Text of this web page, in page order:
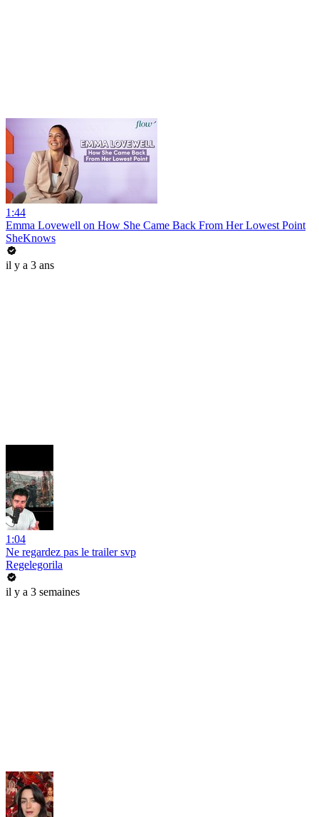
1:44
Emma Lovewell on How She Came Back From Her Lowest Point
SheKnows
il y a 3 ans
1:04
Ne regardez pas le trailer svp
Regelegorila
il y a 3 semaines